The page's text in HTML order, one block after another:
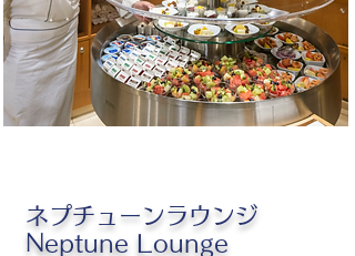
ネプチューンラウンジ
Neptune Lounge